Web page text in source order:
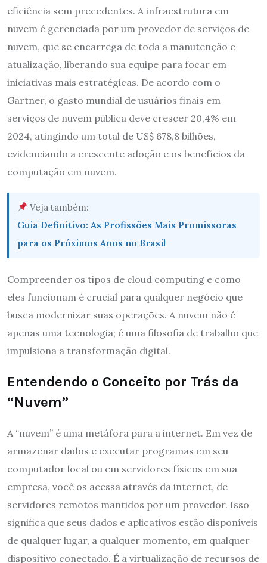
eficiência sem precedentes. A infraestrutura em
nuvem é gerenciada por um provedor de serviços de
nuvem, que se encarrega de toda a manutenção e
atualização, liberando sua equipe para focar em
iniciativas mais estratégicas. De acordo com o
Gartner, o gasto mundial de usuários finais em
serviços de nuvem pública deve crescer 20,4% em
2024, atingindo um total de US$ 678,8 bilhões,
evidenciando a crescente adoção e os benefícios da
computação em nuvem.
Veja também:
Guia Definitivo: As Profissões Mais Promissoras
para os Próximos Anos no Brasil
Compreender os tipos de cloud computing e como
eles funcionam é crucial para qualquer negócio que
busca modernizar suas operações. A nuvem não é
apenas uma tecnologia; é uma filosofia de trabalho que
impulsiona a transformação digital.
Entendendo o Conceito por Trás da
“Nuvem”
A “nuvem” é uma metáfora para a internet. Em vez de
armazenar dados e executar programas em seu
computador local ou em servidores físicos em sua
empresa, você os acessa através da internet, de
servidores remotos mantidos por um provedor. Isso
significa que seus dados e aplicativos estão disponíveis
de qualquer lugar, a qualquer momento, em qualquer
dispositivo conectado. É a virtualização de recursos de